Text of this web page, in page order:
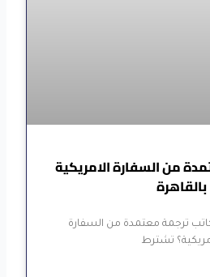
من السفارة الامريكية
بالقاهرة
ترجمة معتمدة من السفارة
تشترط